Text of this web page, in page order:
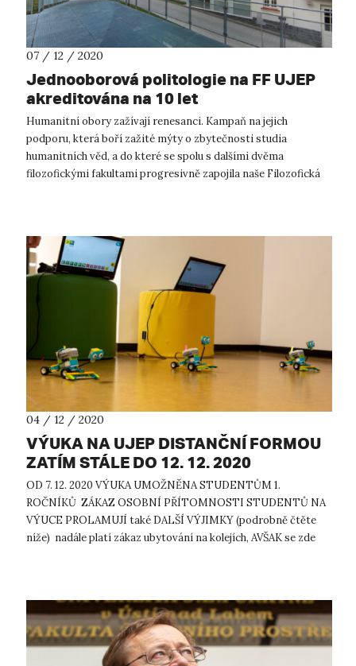
07 / 12 / 2020
Jednooborová politologie na FF UJEP
akreditována na 10 let
Humanitní obory zažívají renesanci. Kampaň na jejich
podporu, která boří zažité mýty o zbytečnosti studia
humanitních věd, a do které se spolu s dalšími dvěma
filozofickými fakultami progresivně zapojila naše Filozofická
04 / 12 / 2020
VÝUKA NA UJEP DISTANČNÍ FORMOU
ZATÍM STÁLE DO 12. 12. 2020
OD 7. 12. 2020 VÝUKA UMOŽNĚNA STUDENTŮM 1.
ROČNÍKŮ ZÁKAZ OSOBNÍ PŘÍTOMNOSTI STUDENTŮ NA
VÝUCE PROLAMUJÍ také DALŠÍ VÝJIMKY (podrobně čtěte
níže) nadále platí zákaz ubytování na kolejích, AVŠAK se zde